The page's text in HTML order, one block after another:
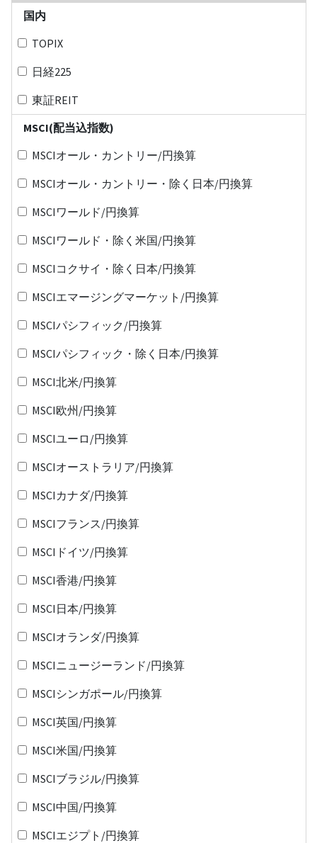
国内
TOPIX
日経225
東証REIT
MSCI(配当込指数)
MSCIオール・カントリー/円換算
MSCIオール・カントリー・除く日本/円換算
MSCIワールド/円換算
MSCIワールド・除く米国/円換算
MSCIコクサイ・除く日本/円換算
MSCIエマージングマーケット/円換算
MSCIパシフィック/円換算
MSCIパシフィック・除く日本/円換算
MSCI北米/円換算
MSCI欧州/円換算
MSCIユーロ/円換算
MSCIオーストラリア/円換算
MSCIカナダ/円換算
MSCIフランス/円換算
MSCIドイツ/円換算
MSCI香港/円換算
MSCI日本/円換算
MSCIオランダ/円換算
MSCIニュージーランド/円換算
MSCIシンガポール/円換算
MSCI英国/円換算
MSCI米国/円換算
MSCIブラジル/円換算
MSCI中国/円換算
MSCIエジプト/円換算